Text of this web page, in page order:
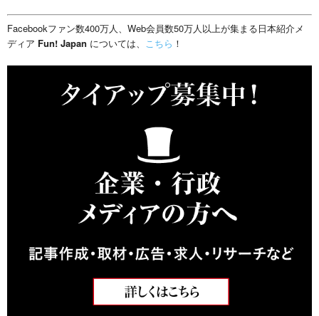
Facebookファン数400万人、Web会員数50万人以上が集まる日本紹介メ
ディア Fun! Japan については、 こちら ！